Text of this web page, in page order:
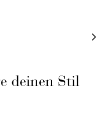
deinen Stil